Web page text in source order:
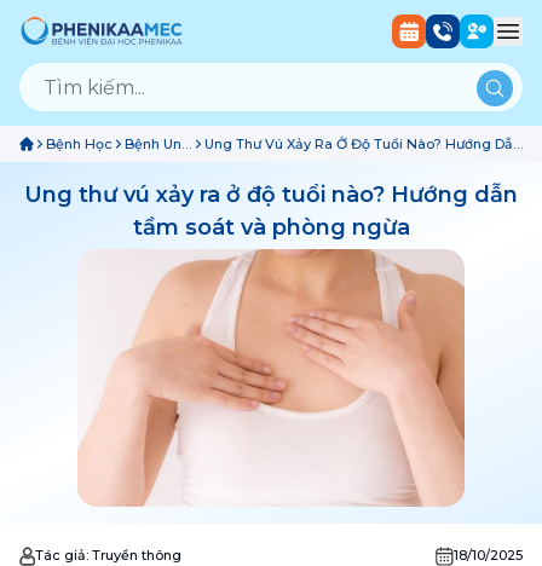
Bệnh Học
Bệnh Ung
Bướu
Ung Thư Vú Xảy Ra Ở Độ Tuổi Nào? Hướng Dẫn
Ung thư vú xảy ra ở độ tuổi nào? Hướng dẫn
tầm soát và phòng ngừa
Tác giả: Truyền thông 18/10/2025